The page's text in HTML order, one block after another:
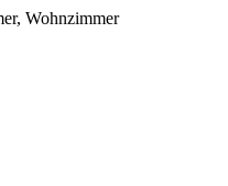
Wohnzimmer